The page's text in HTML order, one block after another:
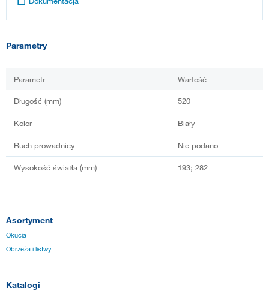
Parametry
Parametr Wartość
Długość (mm) 520
Kolor Biały
Ruch prowadnicy Nie podano
Wysokość światła (mm) 193; 282
Asortyment
Okucia
Obrzeża i listwy
Katalogi